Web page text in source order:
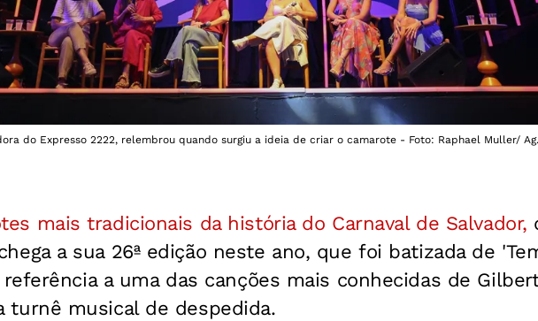
do Expresso 2222, relembrou quando surgiu a ideia de criar o camarote - Foto: Raphael Muller/ Ag.
mais tradicionais da história do Carnaval de Salvador,
a sua 26ª edição neste ano, que foi batizada de
referência a uma das canções mais conhecidas de
turnê musical de despedida.